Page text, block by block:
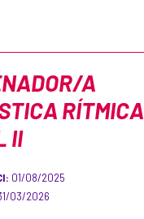
A
RÍTMICA
II
01/08/2025
03/2026